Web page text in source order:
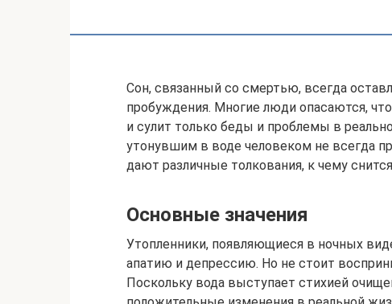
Сон, связанный со смертью, всегда
пробуждения. Многие люди опасаются,
и сулит только беды и проблемы в
утонувшим в воде человеком не всегда
дают различные толкования, к чему
Основные значения
Утопленники, появляющиеся в ночных
апатию и депрессию. Но не стоит
Поскольку вода выступает стихией